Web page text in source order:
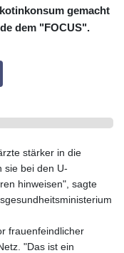
gemacht
dem "FOCUS".
stärker in die
sie bei den U-
hinweisen", sagte
frauenfeindlicher
"Das ist ein